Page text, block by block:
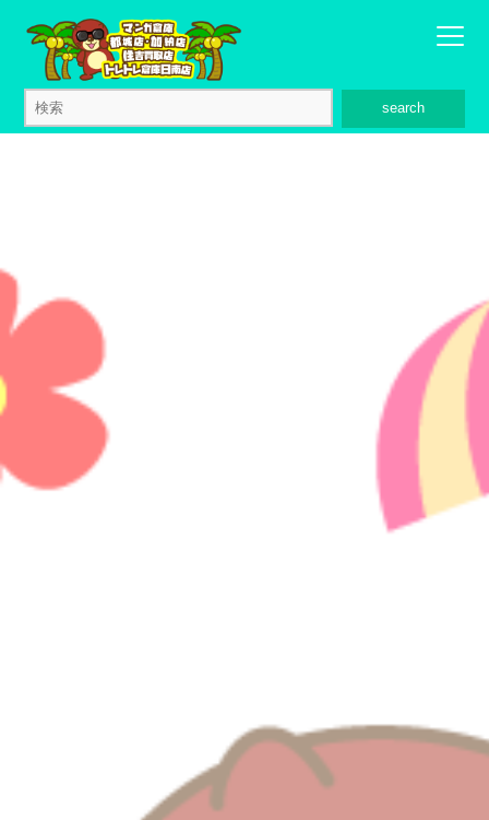
search